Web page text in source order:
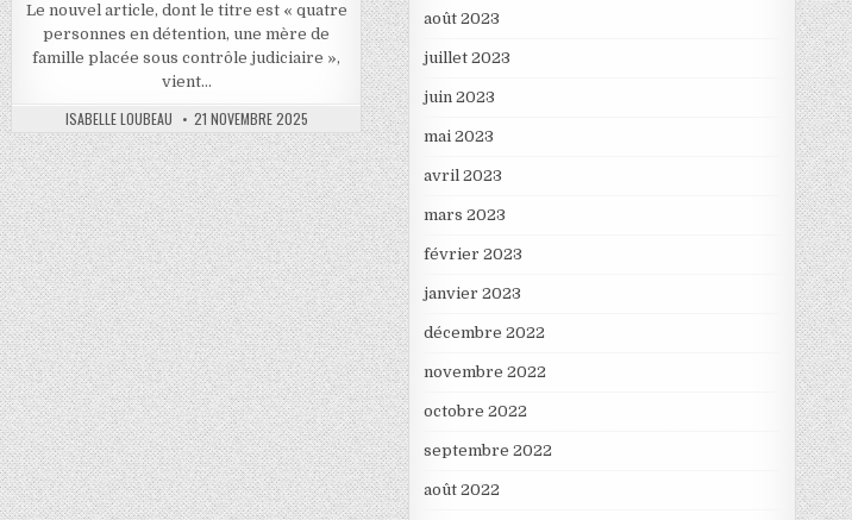
Le nouvel article, dont le titre est « quatre
personnes en détention, une mère de
famille placée sous contrôle judiciaire »,
vient…
AUTHOR:
ISABELLE LOUBEAU PUBLISHED
DATE:
21 NOVEMBRE 2025
août 2023
juillet 2023
juin 2023
mai 2023
avril 2023
mars 2023
février 2023
janvier 2023
décembre 2022
novembre 2022
octobre 2022
septembre 2022
août 2022